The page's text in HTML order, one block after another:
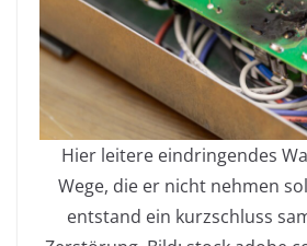
Hier leitere eindringendes
Wege, die er nicht nehmen
entstand ein kurzschluss